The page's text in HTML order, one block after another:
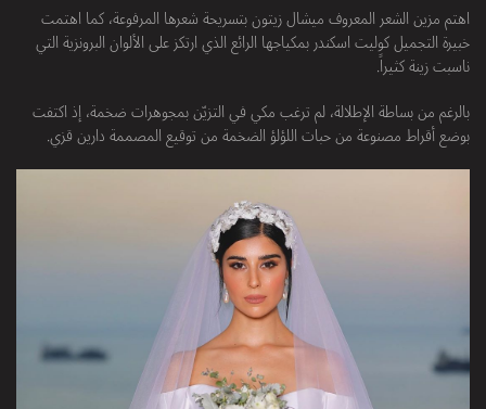
اهتم مزين الشعر المعروف ميشال زيتون بتسريحة شعرها المرفوعة، كما اهتمت
خبيرة التجميل كوليت اسكندر بمكياجها الرائع الذي ارتكز على الألوان البرونزية التي
ناسبت زينة كثيراً.
بالرغم من بساطة الإطلالة، لم ترغب مكي في التزيّن بمجوهرات ضخمة، إذ اكتفت
بوضع أقراط مصنوعة من حبات اللؤلؤ الضخمة من توقيع المصممة دارين قزي.